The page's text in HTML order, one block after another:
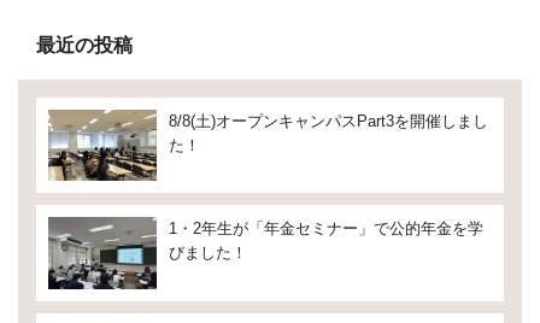
最近の投稿
8/8(土)オープンキャンパスPart3を開催しまし
た！
1・2年生が「年金セミナー」で公的年金を学
びました！